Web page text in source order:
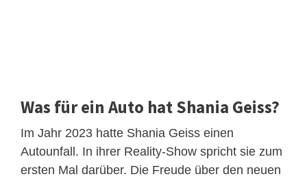
Was für ein Auto hat Shania Geiss?
Im Jahr 2023 hatte Shania Geiss einen
Autounfall. In ihrer Reality-Show spricht sie zum
ersten Mal darüber. Die Freude über den neuen